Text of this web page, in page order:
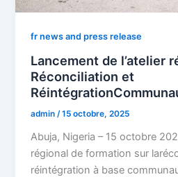
fr news and press release
Lancement de l’atelier
Réconciliation et
admin /15 octobre, 2025
Abuja, Nigeria – 15 octobre
régional de formation sur
réintégration à base